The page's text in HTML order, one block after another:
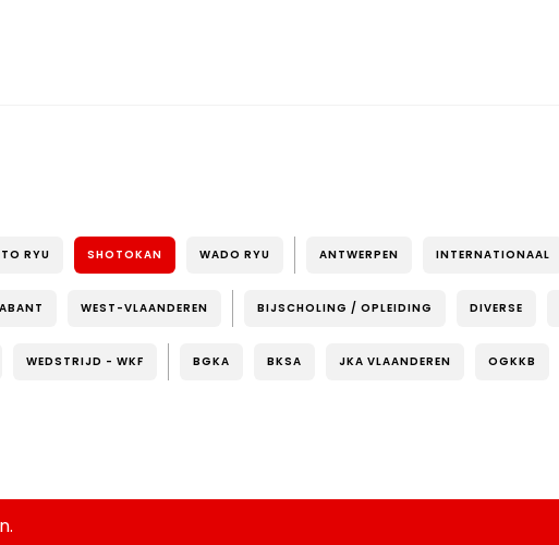
RYU SHOTOKAN WADO RYU ANTWERPEN INTERNATIONAAL
WEST-VLAANDEREN BIJSCHOLING / OPLEIDING DIVERSE
WEDSTRIJD - WKF BGKA BKSA JKA VLAANDEREN OGKKB